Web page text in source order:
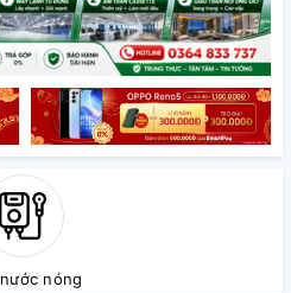
nóng